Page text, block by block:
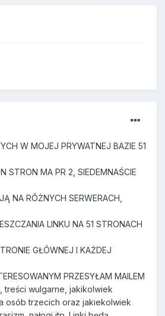
W MOJEJ PRYWATNEJ BAZIE 51
STRON MA PR 2, SIEDEMNAŚCIE
NA RÓŻNYCH SERWERACH,
LINKU NA 51 STRONACH
GŁÓWNEJ I KAŻDEJ
PRZESYŁAM MAILEM
treści wulgarne, jakikolwiek
osób trzecich oraz jakiekolwiek